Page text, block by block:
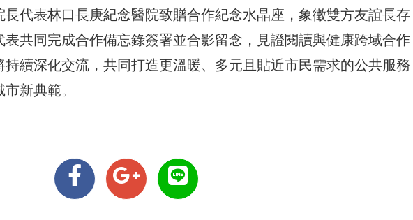
代表林口長庚紀念醫院致贈合作紀念水晶座，象徵雙方友誼長存
共同完成合作備忘錄簽署並合影留念，見證閱讀與健康跨域合作
續深化交流，共同打造更溫暖、多元且貼近市民需求的公共服務
新典範。